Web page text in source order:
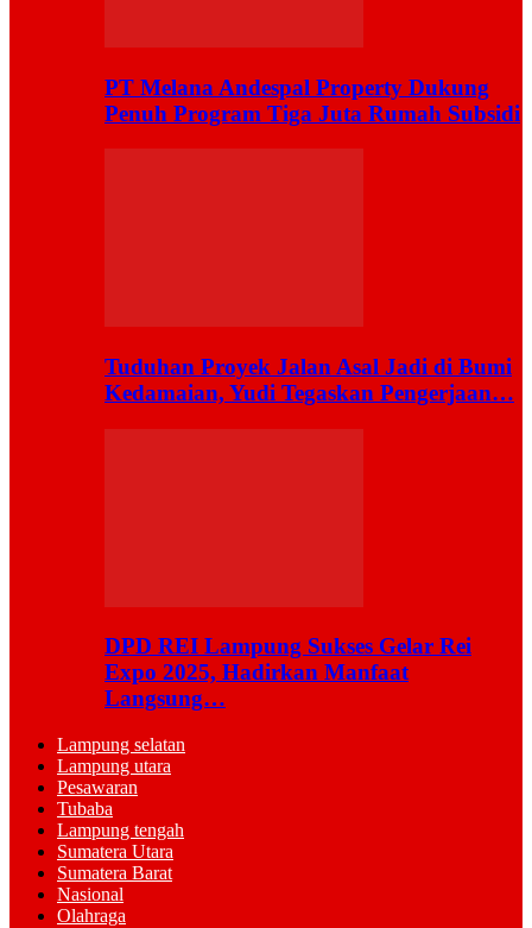
PT Melana Andespal Property Dukung
Penuh Program Tiga Juta Rumah Subsidi
Tuduhan Proyek Jalan Asal Jadi di Bumi
Kedamaian, Yudi Tegaskan Pengerjaan…
DPD REI Lampung Sukses Gelar Rei
Expo 2025, Hadirkan Manfaat
Langsung…
Lampung selatan
Lampung utara
Pesawaran
Tubaba
Lampung tengah
Sumatera Utara
Sumatera Barat
Nasional
Olahraga